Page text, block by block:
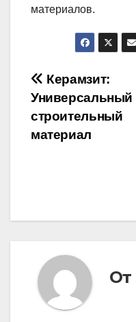
материалов.
Навигация
по
записям
Керамзит:
Универсальный
строительный
материал
От